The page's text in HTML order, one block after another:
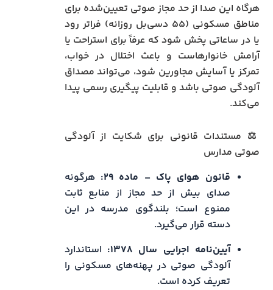
هرگاه این صدا از حد مجاز صوتی تعیین‌شده برای
مناطق مسکونی (۵۵ دسی‌بل روزانه) فراتر رود
یا در ساعاتی پخش شود که عرفاً برای استراحت یا
آرامش خانوارهاست و باعث اختلال در خواب،
تمرکز یا آسایش مجاورین شود، می‌تواند مصداق
آلودگی صوتی باشد و قابلیت پیگیری رسمی پیدا
می‌کند.
⚖️ مستندات قانونی برای شکایت از آلودگی
صوتی مدارس
قانون هوای پاک – ماده ۲۹:
هرگونه
صدای بیش از حد مجاز از منابع ثابت
ممنوع است؛ بلندگوی مدرسه در این
دسته قرار می‌گیرد.
آیین‌نامه اجرایی سال ۱۳۷۸:
استاندارد
آلودگی صوتی در پهنه‌های مسکونی را
تعریف کرده است.